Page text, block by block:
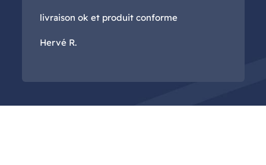
livraison ok et produit conforme
Hervé R.